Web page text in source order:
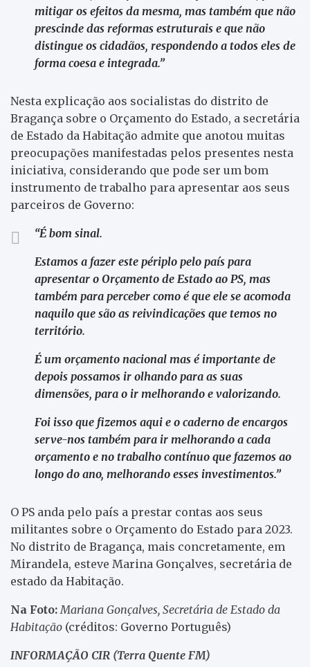
mitigar os efeitos da mesma, mas também que não
prescinde das reformas estruturais e que não
distingue os cidadãos, respondendo a todos eles de
forma coesa e integrada.”
Nesta explicação aos socialistas do distrito de
Bragança sobre o Orçamento do Estado, a secretária
de Estado da Habitação admite que anotou muitas
preocupações manifestadas pelos presentes nesta
iniciativa, considerando que pode ser um bom
instrumento de trabalho para apresentar aos seus
parceiros de Governo:
“É bom sinal.
Estamos a fazer este périplo pelo país para
apresentar o Orçamento de Estado ao PS, mas
também para perceber como é que ele se acomoda
naquilo que são as reivindicações que temos no
território.
É um orçamento nacional mas é importante de
depois possamos ir olhando para as suas
dimensões, para o ir melhorando e valorizando.
Foi isso que fizemos aqui e o caderno de encargos
serve-nos também para ir melhorando a cada
orçamento e no trabalho contínuo que fazemos ao
longo do ano, melhorando esses investimentos.”
O PS anda pelo país a prestar contas aos seus
militantes sobre o Orçamento do Estado para 2023.
No distrito de Bragança, mais concretamente, em
Mirandela, esteve Marina Gonçalves, secretária de
estado da Habitação.
Na Foto: Mariana Gonçalves, Secretária de Estado da
Habitação (créditos: Governo Português)
INFORMAÇÃO CIR (Terra Quente FM)